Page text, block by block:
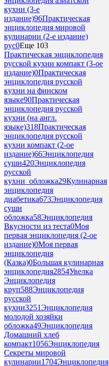
кухни (3-е
издание)96Практическая
энциклопедия мировой
кулинарии (2-е издание)
рус0Еще 103
Практическая энциклопедия
русской кухни компакт (3-ое
издание)0Практическая
энциклопедия русской
кухни на финском
языке90Практическая
энциклопедия русской
кухни (на англ.
языке)318Практическая
энциклопедия русской
кухни компакт (2-ое
издание)66Энциклопедия
суши420Энциклопедия
русской
кухни_обложка29Кулинарная
энциклопедия
диабетика673Энциклопедия
суши
обложка58Энциклопедия
Вкусности из теста0Моя
первая энциклопедия (2-ое
издание)0Моя первая
энциклопедия
(Казка)0Большая кулинарная
энциклопедия2854Увелка
Энциклопедия
круп588Энциклопедия
русской
кухни3251 Энциклопедия
молодой хозяйки
обложка49Энциклопедия
Домашний хлеб
компакт1056Энциклопедия
Секреты мировой
кулинарии1704Энциклопедия